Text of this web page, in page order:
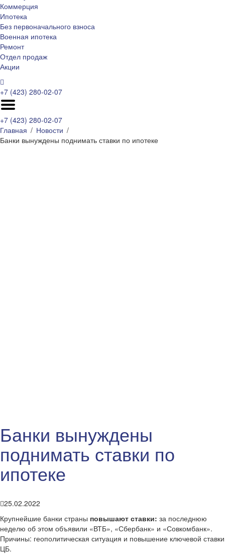
Коммерция
Ипотека
Без первоначального взноса
Военная ипотека
Ремонт
Отдел продаж
Акции
+7 (423) 280-02-07
+7 (423) 280-02-07
Главная
Новости
Банки вынуждены поднимать ставки по ипотеке
Банки вынуждены
поднимать ставки по
ипотеке
25.02.2022
Крупнейшие банки страны повышают ставки: за последнюю
неделю об этом объявили «ВТБ», «Сбербанк» и «Совкомбанк».
Причины: геополитическая ситуация и повышение ключевой ставки
ЦБ.